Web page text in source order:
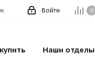
0
Войти
Наши отделы